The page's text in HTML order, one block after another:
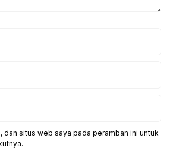
dan situs web saya pada peramban ini untuk